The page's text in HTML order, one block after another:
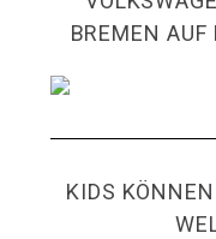
BREMEN
KIDS